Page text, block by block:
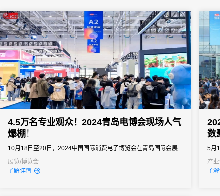
4.5万名专业观众！2024青岛电博会现场人气
爆棚！
10月18日至20日，2024中国国际消费电子博览会在青岛国际会展
中心隆重举行。本届展会瞄准当今全球消费电子领域的发展趋势，
以“绿色领航数链未来”为主题，为观众带来了消费电子行业的前沿技
展览/博览会
了解详情
数
5月
博
天
产
了